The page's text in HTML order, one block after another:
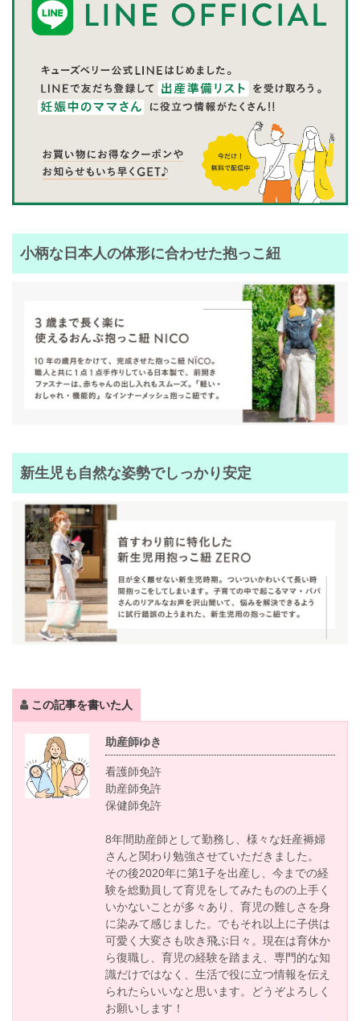
小柄な日本人の体形に合わせた抱っこ紐
新生児も自然な姿勢でしっかり安定
この記事を書いた人
助産師ゆき
看護師免許
助産師免許
保健師免許
8年間助産師として勤務し、様々な妊産褥婦
さんと関わり勉強させていただきました。
その後2020年に第1子を出産し、今までの経
験を総動員して育児をしてみたものの上手く
いかないことが多々あり、育児の難しさを身
に染みて感じました。でもそれ以上に子供は
可愛く大変さも吹き飛ぶ日々。現在は育休か
ら復職し、育児の経験を踏まえ、専門的な知
識だけではなく、生活で役に立つ情報を伝え
られたらいいなと思います。どうぞよろしく
お願いします！